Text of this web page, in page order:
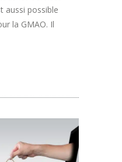
aussi possible
la GMAO. Il